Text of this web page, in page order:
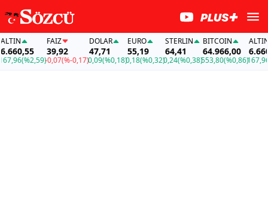
(%2,59)
FAİZ
39,92
-0,07(%-0,17)
DOLAR
47,71
0,09(%0,18)
EURO
55,19
0,18(%0,32)
STERLIN
64,41
0,24(%0,38)
BITCOIN
64.966,00
553,80(%0,86)
ALTIN
167,96